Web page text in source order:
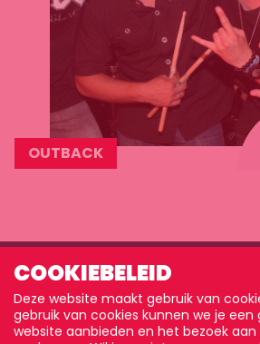
OUTBACK
Lees
meer
COOKIEBELEID
Deze website maakt gebruik van
gebruik van cookies kunnen we je een
website aanbieden en het bezoek aan